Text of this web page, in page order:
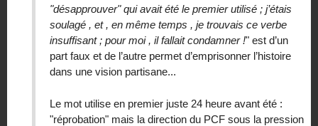
"désapprouver" qui avait été le premier utilisé ; j’étais
soulagé , et , en même temps , je trouvais ce verbe
insuffisant ; pour moi , il fallait condamner !" est d’un
part faux et de l’autre permet d’emprisonner l’histoire
dans une vision partisane...
Le mot utilise en premier juste 24 heure avant été :
"réprobation" mais la direction du PCF sous la pression